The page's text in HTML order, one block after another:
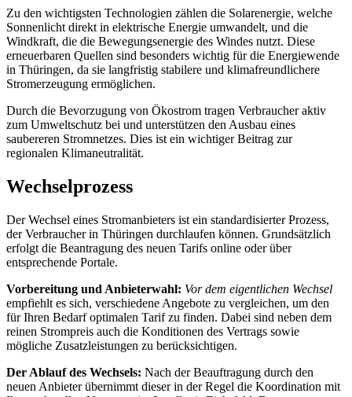
Zu den wichtigsten Technologien zählen die Solarenergie, welche
Sonnenlicht direkt in elektrische Energie umwandelt, und die
Windkraft, die die Bewegungsenergie des Windes nutzt. Diese
erneuerbaren Quellen sind besonders wichtig für die Energiewende
in Thüringen, da sie langfristig stabilere und klimafreundlichere
Stromerzeugung ermöglichen.
Durch die Bevorzugung von Ökostrom tragen Verbraucher aktiv
zum Umweltschutz bei und unterstützen den Ausbau eines
saubereren Stromnetzes. Dies ist ein wichtiger Beitrag zur
regionalen Klimaneutralität.
Wechselprozess
Der Wechsel eines Stromanbieters ist ein standardisierter Prozess,
der Verbraucher in Thüringen durchlaufen können. Grundsätzlich
erfolgt die Beantragung des neuen Tarifs online oder über
entsprechende Portale.
Vorbereitung und Anbieterwahl: Vor dem eigentlichen Wechsel
empfiehlt es sich, verschiedene Angebote zu vergleichen, um den
für Ihren Bedarf optimalen Tarif zu finden. Dabei sind neben dem
reinen Strompreis auch die Konditionen des Vertrags sowie
mögliche Zusatzleistungen zu berücksichtigen.
Der Ablauf des Wechsels: Nach der Beauftragung durch den
neuen Anbieter übernimmt dieser in der Regel die Koordination mit